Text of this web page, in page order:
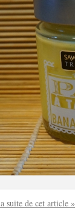
suite de cet article »